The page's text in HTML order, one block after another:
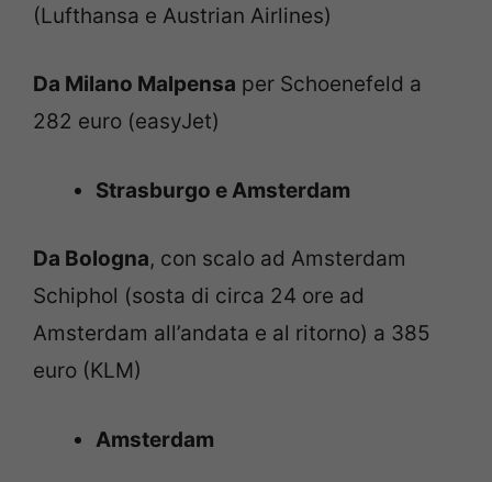
(Lufthansa e Austrian Airlines)
Da Milano Malpensa per Schoenefeld a
282 euro (easyJet)
Strasburgo e Amsterdam
Da Bologna, con scalo ad Amsterdam
Schiphol (sosta di circa 24 ore ad
Amsterdam all’andata e al ritorno) a 385
euro (KLM)
Amsterdam